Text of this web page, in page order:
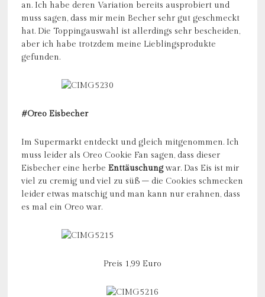
an. Ich habe deren Variation bereits ausprobiert und
muss sagen, dass mir mein Becher sehr gut geschmeckt
hat. Die Toppingauswahl ist allerdings sehr bescheiden,
aber ich habe trotzdem meine Lieblingsprodukte
gefunden.
#Oreo Eisbecher
Im Supermarkt entdeckt und gleich mitgenommen. Ich
muss leider als Oreo Cookie Fan sagen, dass dieser
Eisbecher eine herbe Enttäuschungwar. Das Eis ist mir
viel zu cremig und viel zu süß – die Cookies schmecken
leider etwas matschig und man kann nur erahnen, dass
es mal ein Oreo war.
Preis 1,99 Euro